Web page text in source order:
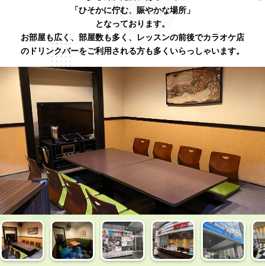
「ひそかに佇む、賑やかな場所」
となっております。
お部屋も広く、部屋数も多く、レッスンの前後でカラオケ店
のドリンクバーをご利用される方も多くいらっしゃいます。